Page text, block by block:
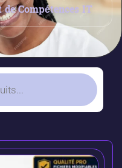
Compétences IT